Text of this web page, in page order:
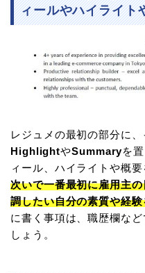
ィールやハイライト
レジュメの最初の部分に
HighlightやSummaryを
ィール、ハイライトや概要
次いで一番最初に雇用主
調したい自分の素質や経
に書く事項は、職歴欄な
しょう。